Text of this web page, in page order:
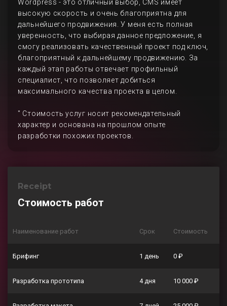
Wordpress - это отличный выбор, CMS имеет
высокую скорость и очень благоприятна для
дальнейшего продвижения. У меня есть полная
уверенность, что выбирая данное предложение, я
смогу реализовать качественный проект под ключ,
благоприятный к дальнейшему продвижению. За
каждый этап работы отвечает профильный
специалист, что позволяет добиться
максимального качества проекта в целом.
" Стоимость услуг носит рекомендательный
характер и основана на прошлом опыте
разработки похожих проектов.
Receipt
Стоимость работ
Наименование работ Срок Стоимость
Брифинг 1 день 0 ₽
Разработка прототипа 4 дня 10 000 ₽